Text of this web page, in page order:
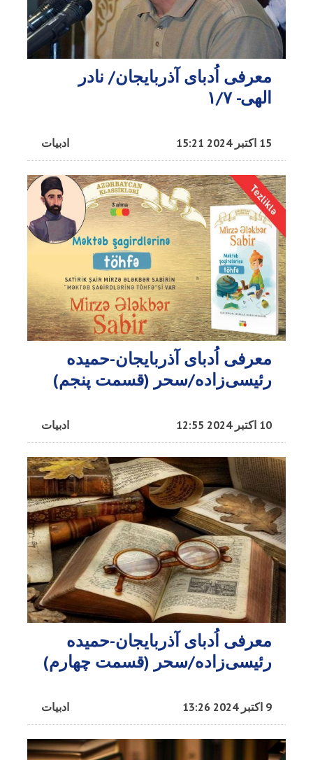
معرفی اُدبا‌ی آذربایجان/ نادر
الهی- ۱/۷
ادبیات 15 اکتبر 2024 15:21
معرفی اُدبا‌ی آذربایجان-حمیده
رئیسی‌زاده/سحر (قسمت پنجم)
ادبیات 10 اکتبر 2024 12:55
معرفی اُدبا‌ی آذربایجان-حمیده
رئیسی‌زاده/سحر (قسمت چهارم)
ادبیات 9 اکتبر 2024 13:26